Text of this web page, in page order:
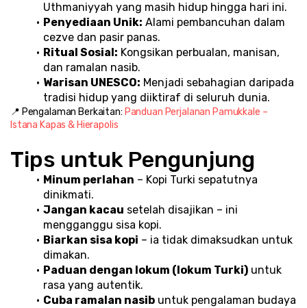
Uthmaniyyah yang masih hidup hingga hari ini.
Penyediaan Unik: Alami pembancuhan dalam
cezve dan pasir panas.
Ritual Sosial: Kongsikan perbualan, manisan,
dan ramalan nasib.
Warisan UNESCO: Menjadi sebahagian daripada
tradisi hidup yang diiktiraf di seluruh dunia.
📍 Pengalaman Berkaitan: Panduan Perjalanan Pamukkale –
Istana Kapas & Hierapolis
Tips untuk Pengunjung
Minum perlahan – Kopi Turki sepatutnya
dinikmati.
Jangan kacau setelah disajikan – ini
mengganggu sisa kopi.
Biarkan sisa kopi – ia tidak dimaksudkan untuk
dimakan.
Paduan dengan lokum (lokum Turki) untuk
rasa yang autentik.
Cuba ramalan nasib untuk pengalaman budaya